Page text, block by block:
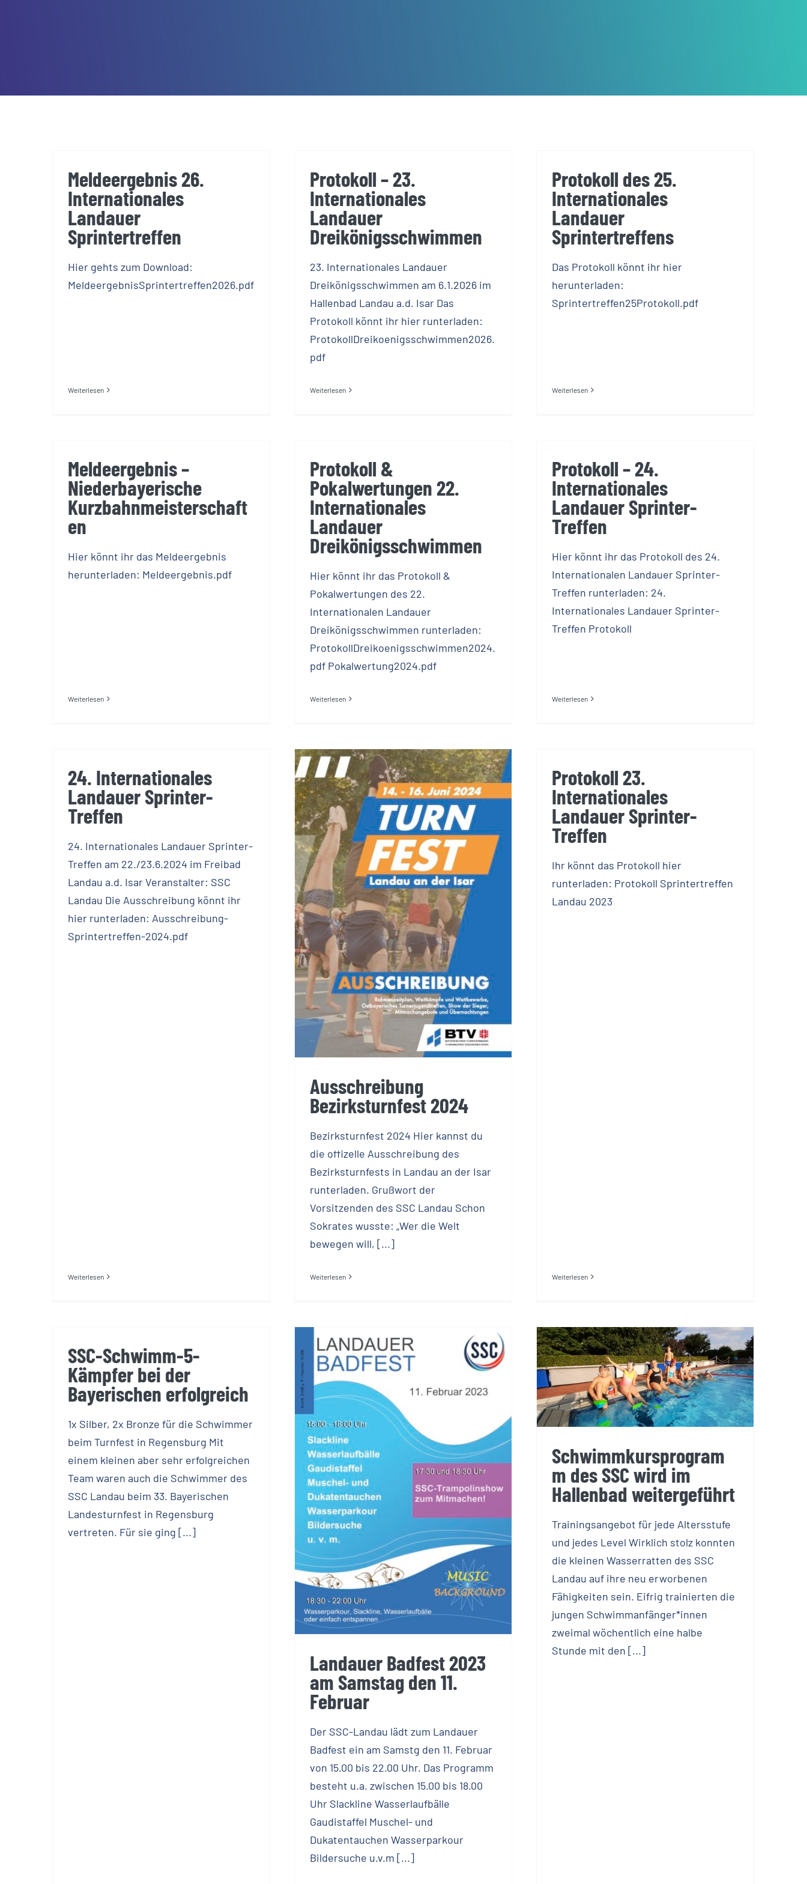
Meldeergebnis 26.
Internationales
Landauer
Sprintertreffen
Hier gehts zum Download:
MeldeergebnisSprintertreffen2026.pdf
Weiterlesen
Protokoll – 23.
Internationales
Landauer
Dreikönigsschwimmen
23. Internationales Landauer
Dreikönigsschwimmen am 6.1.2026 im
Hallenbad Landau a.d. Isar Das
Protokoll könnt ihr hier runterladen:
ProtokollDreikoenigsschwimmen2026.
pdf
Weiterlesen
Protokoll des 25.
Internationales
Landauer
Sprintertreffens
Das Protokoll könnt ihr hier
herunterladen:
Sprintertreffen25Protokoll.pdf
Weiterlesen
Meldeergebnis –
Niederbayerische
Kurzbahnmeisterschaft
en
Hier könnt ihr das Meldeergebnis
herunterladen: Meldeergebnis.pdf
Weiterlesen
Protokoll &
Pokalwertungen 22.
Internationales
Landauer
Dreikönigsschwimmen
Hier könnt ihr das Protokoll &
Pokalwertungen des 22.
Internationalen Landauer
Dreikönigsschwimmen runterladen:
ProtokollDreikoenigsschwimmen2024.
pdf Pokalwertung2024.pdf
Weiterlesen
Protokoll – 24.
Internationales
Landauer Sprinter-
Treffen
Hier könnt ihr das Protokoll des 24.
Internationalen Landauer Sprinter-
Treffen runterladen: 24.
Internationales Landauer Sprinter-
Treffen Protokoll
Weiterlesen
24. Internationales
Landauer Sprinter-
Treffen
24. Internationales Landauer Sprinter-
Treffen am 22./23.6.2024 im Freibad
Landau a.d. Isar Veranstalter: SSC
Landau Die Ausschreibung könnt ihr
hier runterladen: Ausschreibung-
Sprintertreffen-2024.pdf
Weiterlesen
Ausschreibung
Bezirksturnfest 2024
Ausschreibung
Bezirksturnfest 2024
Bezirksturnfest 2024 Hier kannst du
die offizelle Ausschreibung des
Bezirksturnfests in Landau an der Isar
runterladen. Grußwort der
Vorsitzenden des SSC Landau Schon
Sokrates wusste: „Wer die Welt
bewegen will, [...]
Weiterlesen
Protokoll 23.
Internationales
Landauer Sprinter-
Treffen
Ihr könnt das Protokoll hier
runterladen: Protokoll Sprintertreffen
Landau 2023
Weiterlesen
SSC-Schwimm-5-
Kämpfer bei der
Bayerischen erfolgreich
1x Silber, 2x Bronze für die Schwimmer
beim Turnfest in Regensburg Mit
einem kleinen aber sehr erfolgreichen
Team waren auch die Schwimmer des
SSC Landau beim 33. Bayerischen
Landesturnfest in Regensburg
vertreten. Für sie ging [...]
Landauer Badfest 2023 am
Samstag den 11. Februar
Landauer Badfest 2023
am Samstag den 11.
Februar
Der SSC-Landau lädt zum Landauer
Badfest ein am Samstg den 11. Februar
von 15.00 bis 22.00 Uhr. Das Programm
besteht u.a. zwischen 15.00 bis 18.00
Uhr Slackline Wasserlaufbälle
Gaudistaffel Muschel- und
Dukatentauchen Wasserparkour
Bildersuche u.v.m [...]
Schwimmkursprogramm
des SSC wird im Hallenbad
weitergeführt
Schwimmkursprogram
m des SSC wird im
Hallenbad weitergeführt
Trainingsangebot für jede Altersstufe
und jedes Level Wirklich stolz konnten
die kleinen Wasserratten des SSC
Landau auf ihre neu erworbenen
Fähigkeiten sein. Eifrig trainierten die
jungen Schwimmanfänger*innen
zweimal wöchentlich eine halbe
Stunde mit den [...]